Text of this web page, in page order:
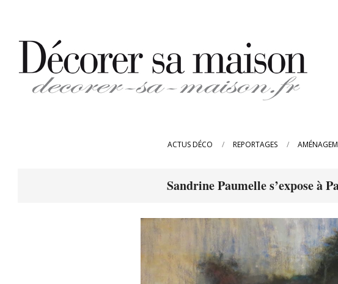
content
ACTUS DÉCO REPORTAGES
Sandrine Paumelle s’expose à